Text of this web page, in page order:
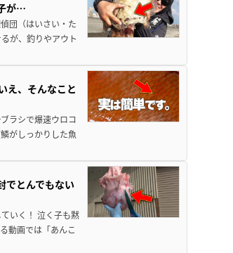
が…
団（はいさい・た
が、釣りやアウト
え、そんなこと
ラシで爆速ウロコ
がしっかりした魚
でとんでもない
いく！ 泣く子も黙
動画では「あんこ